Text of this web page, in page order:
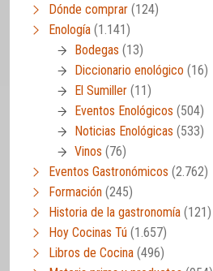
Dónde comprar (124)
Enología (1.141)
Bodegas (13)
Diccionario enológico (16)
El Sumiller (11)
Eventos Enológicos (504)
Noticias Enológicas (533)
Vinos (76)
Eventos Gastronómicos (2.762)
Formación (245)
Historia de la gastronomía (121)
Hoy Cocinas Tú (1.657)
Libros de Cocina (496)